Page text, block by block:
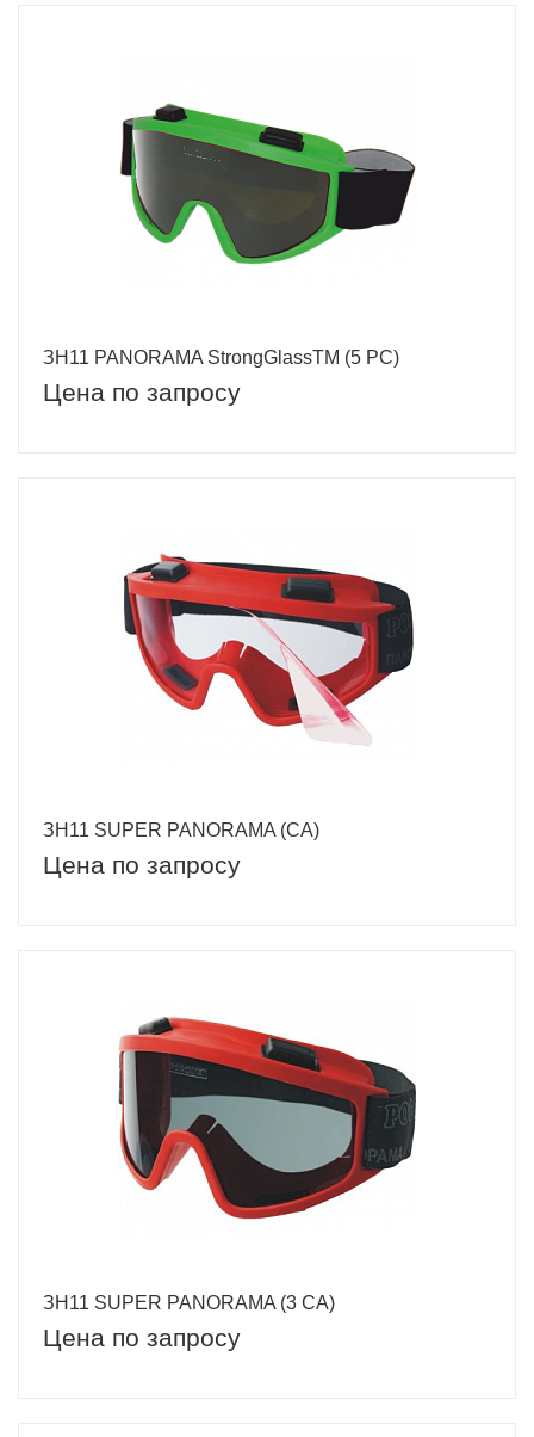
ЗН11 PANORAMA StrongGlassTM (5 PC)
Цена по запросу
ЗН11 SUPER PANORAMA (CA)
Цена по запросу
ЗН11 SUPER PANORAMA (3 СА)
Цена по запросу